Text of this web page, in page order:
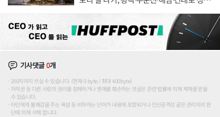
기사댓글0개
200자까지 쓰실 수 있습니다. (현재 0 byte / 최대 400byte)
저작권 등 다른 사람의 권리를 침해하거나 명예를 훼손하는 댓글은 관련 법률에 의해 제재를 받을
수 있습니다.
타인에게 불쾌감을 주는 욕설 등 비하하는 단어가 내용에 포함되거나 인신공격성 글은 관리자의 판
단에 의해 삭제 합니다.